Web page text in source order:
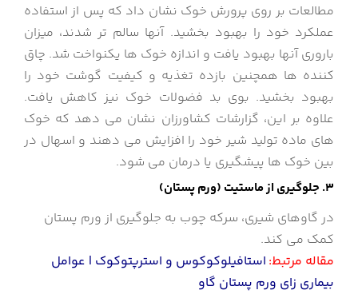
مطالعات بر روی پرورش خوک نشان داد که پس از استفاده
عملکرد خود را بهبود بخشید. آنها سالم تر شدند، میزان
باروری آنها بهبود یافت و اندازه خوک ها یکنواخت شد. چاق
کننده ها همچنین بازده تغذیه و کیفیت گوشت خود را
بهبود بخشید. بوی بد فضولات خوک نیز کاهش یافت.
علاوه بر این، گزارشات کشاورزان نشان می دهد که خوک
های ماده تولید شیر خود را افزایش می دهند و اسهال در
بین خوک ها پیشگیری یا درمان می شود.
3. جلوگیری از ماستیت (ورم پستان)
در گاوهای شیری، سرکه چوب به جلوگیری از ورم پستان
کمک می کند.
مقاله مرتبط: استافیلوکوکوس و استرپتوکوک | عوامل
بیماری زای ورم پستان گاو